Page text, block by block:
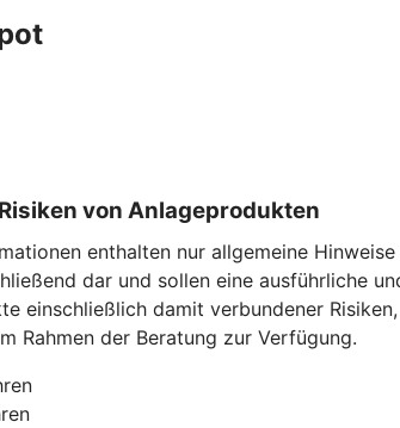
von Anlageprodukten
enthalten nur allgemeine
dar und sollen eine ausführliche
einschließlich damit verbundener
Rahmen der Beratung zur Verfügung.